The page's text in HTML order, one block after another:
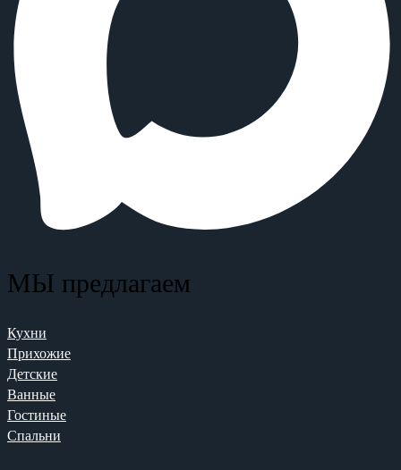
МЫ предлагаем
Кухни
Прихожие
Детские
Ванные
Гостиные
Спальни